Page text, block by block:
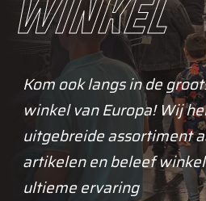
winkel
Kom ook langs in de
winkel van Europa! Wij
uitgebreide assortiment
artikelen en beleef
ultieme ervaring